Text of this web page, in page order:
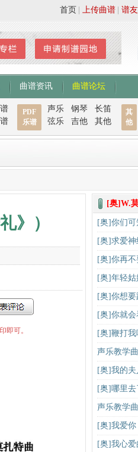
谱
上传曲谱
首页
曲谱资讯 曲谱论坛
PDF
乐谱
声乐 钢琴
长笛
弦乐
吉他 其他
其
他
》）
即可。
[奥]W.
[奥]你们
[奥]求爱
[奥]你再
[奥]年轻
[奥]你想
[奥]你就
[奥]鞭打
声乐教学
[奥]我的
[奥]哪里
声乐教学
[奥]我爱
[奥]我心